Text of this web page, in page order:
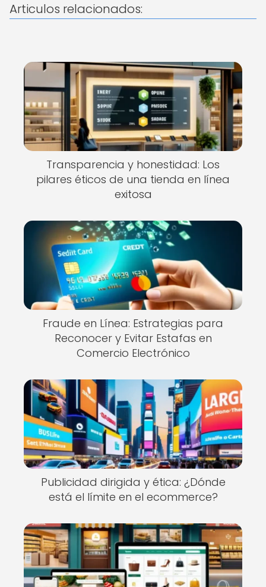
Articulos relacionados:
Transparencia y honestidad: Los
pilares éticos de una tienda en línea
exitosa
Fraude en Línea: Estrategias para
Reconocer y Evitar Estafas en
Comercio Electrónico
Publicidad dirigida y ética: ¿Dónde
está el límite en el ecommerce?